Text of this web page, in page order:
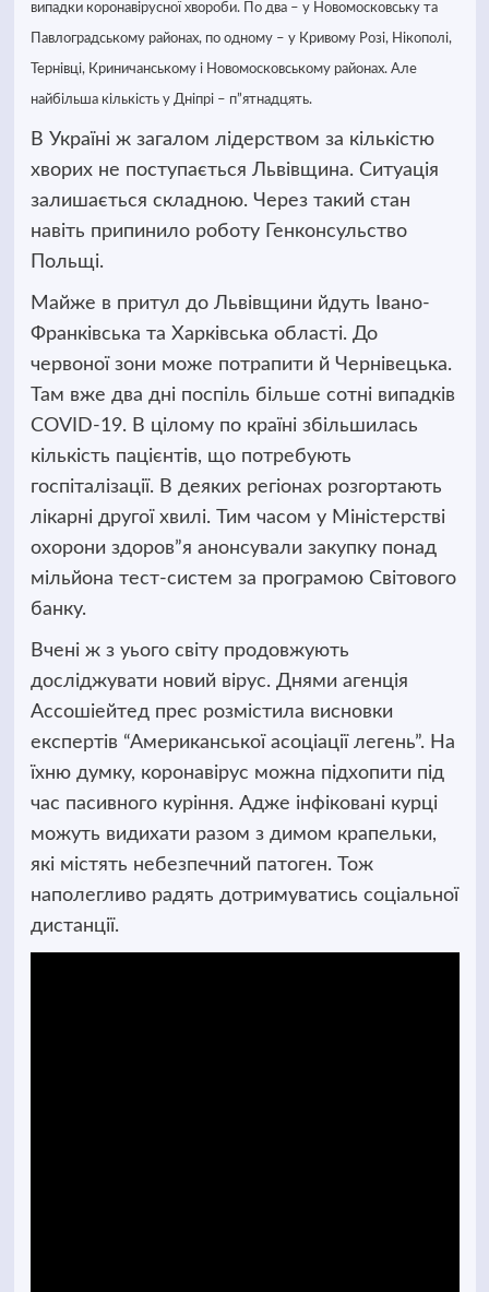
випадки коронавірусної хвороби. По два – у Новомосковську та
Павлоградському районах, по одному – у Кривому Розі, Нікополі,
Тернівці, Криничанському і Новомосковському районах. Але
найбільша кількість у Дніпрі – п”ятнадцять.
В Україні ж загалом лідерством за кількістю
хворих не поступається Львівщина. Ситуація
залишається складною. Через такий стан
навіть припинило роботу Генконсульство
Польщі.
Майже в притул до Львівщини йдуть Івано-
Франківська та Харківська області. До
червоної зони може потрапити й Чернівецька.
Там вже два дні поспіль більше сотні випадків
COVID-19. В цілому по країні збільшилась
кількість пацієнтів, що потребують
госпіталізації. В деяких регіонах розгортають
лікарні другої хвилі. Тим часом у Міністерстві
охорони здоров”я анонсували закупку понад
мільйона тест-систем за програмою Світового
банку.
Вчені ж з уього світу продовжують
досліджувати новий вірус. Днями агенція
Ассошіейтед прес розмістила висновки
експертів “Американської асоціації легень”. На
їхню думку, коронавірус можна підхопити під
час пасивного куріння. Адже інфіковані курці
можуть видихати разом з димом крапельки,
які містять небезпечний патоген. Тож
наполегливо радять дотримуватись соціальної
дистанції.